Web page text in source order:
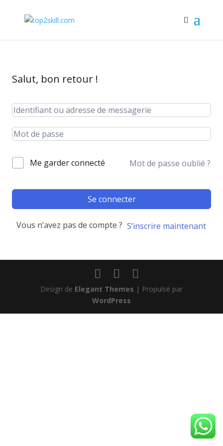
Salut, bon retour !
Me garder connecté Mot de passe oublié ?
Se connecter
Vous n’avez pas de compte ? S’inscrire maintenant
Design de Elegant Themes | Propulsé par
WordPress